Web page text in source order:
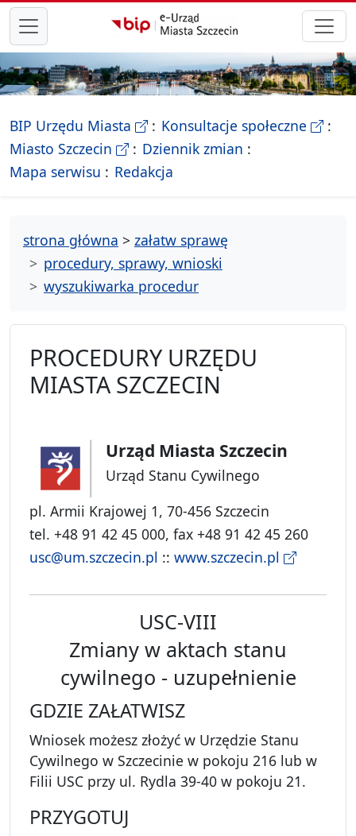
przejdź do głównego menu
BIP Urzędu Miasta - Biletyn Informacji Publicznej
Konsultacje społeczne-
Miasto Szczecin - Oficjalna strona Miasta Szczecin
Dziennik zmian
Mapa serwisu - drzewko rozdziałów
Redakcja
strona główna > załatw sprawę
procedury, sprawy, wnioski
wyszukiwarka procedur
PROCEDURY URZĘDU
MIASTA SZCZECIN
Urząd Miasta Szczecin
Urząd Stanu Cywilnego
pl. Armii Krajowej 1, 70-456 Szczecin
tel. +48 91 42 45 000, fax +48 91 42 45 260
usc@um.szczecin.pl :: www.szczecin.pl
USC-VIII
Zmiany w aktach stanu
cywilnego - uzupełnienie
GDZIE ZAŁATWISZ
Wniosek możesz złożyć w Urzędzie Stanu
Cywilnego w Szczecinie w pokoju 216 lub w
Filii USC przy ul. Rydla 39-40 w pokoju 21.
PRZYGOTUJ